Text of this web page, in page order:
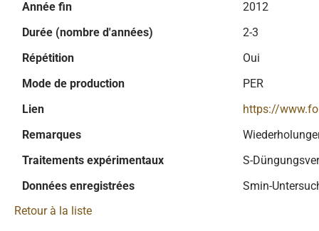
Année fin
2012
Durée (nombre d'années)
2-3
Répétition
Oui
Mode de production
PER
Lien
https://
Remarques
Traitements expérimentaux
S-
Données enregistrées
Smin-
Retour à la liste